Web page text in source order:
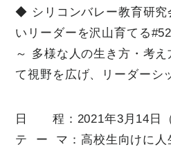
◆ シリコンバレー教育研
いリーダーを沢山育てる#52
～ 多様な人の生き方・考
て視野を広げ、リーダーシ
日 程：2021年3月14日（
テ ー マ：高校生向けに人